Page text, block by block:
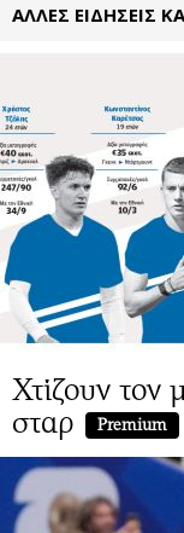
ΑΛΛΕΣ ΕΙΔΗΣΕΙΣ
Χτίζουν
σταρ
Premium